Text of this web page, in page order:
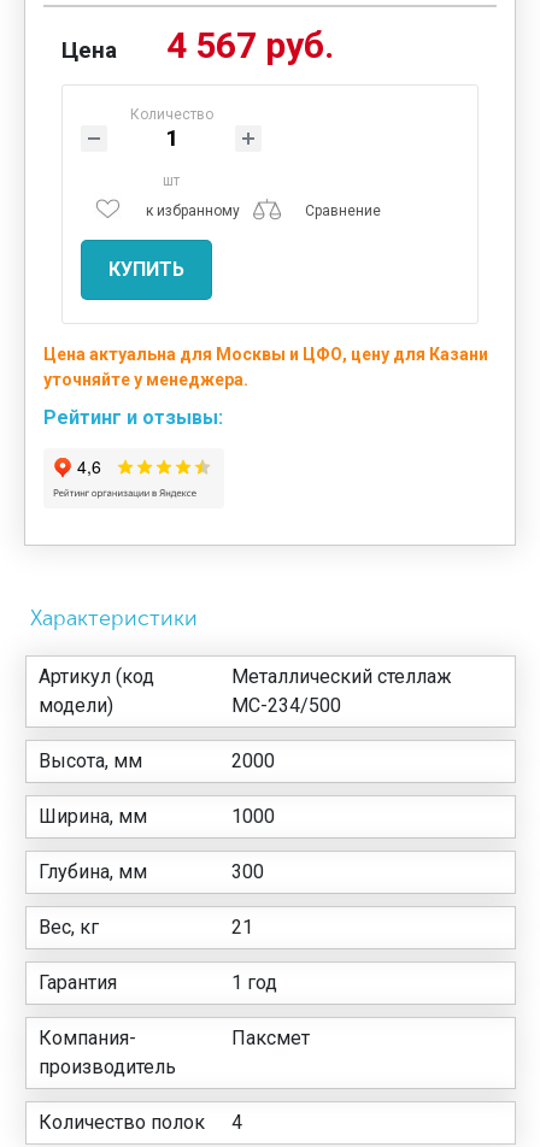
Цена 4 567 руб.
Количество
шт
к избранному
Сравнение
КУПИТЬ
Цена актуальна для Москвы и ЦФО, цену для Казани
уточняйте у менеджера.
Рейтинг и отзывы:
Характеристики
Артикул (код
модели)
Металлический стеллаж
МС-234/500
Высота, мм 2000
Ширина, мм 1000
Глубина, мм 300
Вес, кг 21
Гарантия 1 год
Компания-
производитель
Паксмет
Количество полок 4